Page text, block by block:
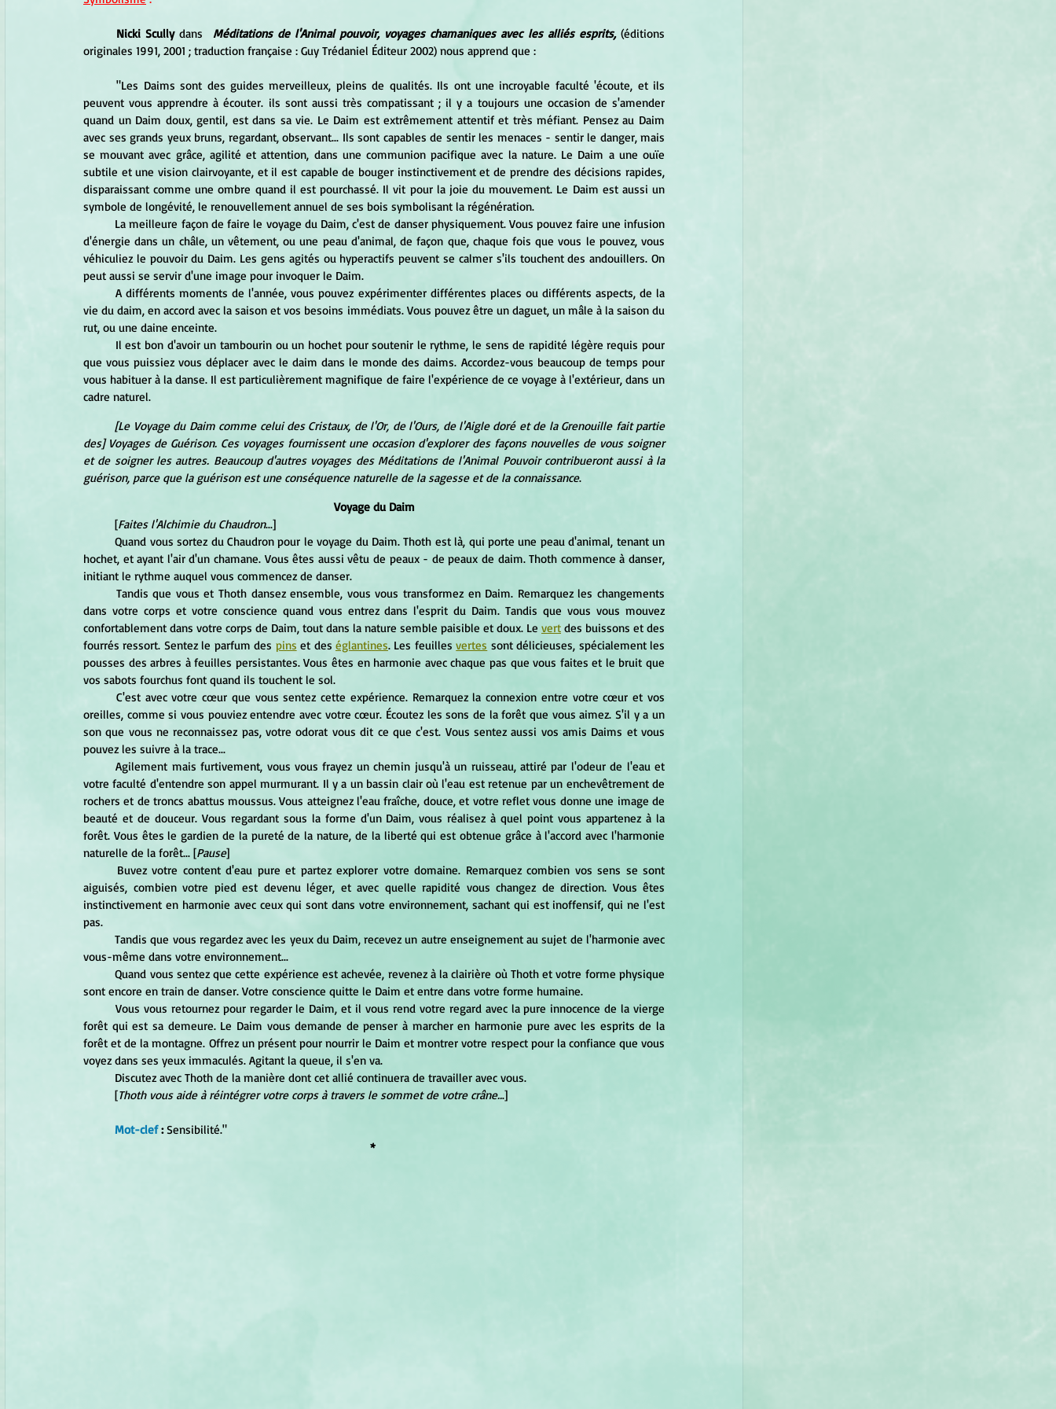
Nicki Scully dans Méditations de l'Animal pouvoir, voyages chamaniques avec les alliés esprits, (éditions
originales 1991, 2001 ; traduction française : Guy Trédaniel Éditeur 2002) nous apprend que :
	"Les Daims sont des guides merveilleux, pleins de qualités. Ils ont une incroyable faculté 'écoute, et ils
peuvent vous apprendre à écouter. ils sont aussi très compatissant ; il y a toujours une occasion de s'amender
quand un Daim doux, gentil, est dans sa vie. Le Daim est extrêmement attentif et très méfiant. Pensez au Daim
avec ses grands yeux bruns, regardant, observant... Ils sont capables de sentir les menaces - sentir le danger, mais
se mouvant avec grâce, agilité et attention, dans une communion pacifique avec la nature. Le Daim a une ouïe
subtile et une vision clairvoyante, et il est capable de bouger instinctivement et de prendre des décisions rapides,
disparaissant comme une ombre quand il est pourchassé. Il vit pour la joie du mouvement. Le Daim est aussi un
symbole de longévité, le renouvellement annuel de ses bois symbolisant la régénération.
d'énergie dans un châle, un vêtement, ou une peau d'animal, de façon que, chaque fois que vous le pouvez, vous
véhiculiez le pouvoir du Daim. Les gens agités ou hyperactifs peuvent se calmer s'ils touchent des andouillers. On
peut aussi se servir d'une image pour invoquer le Daim.
	A différents moments de l'année, vous pouvez expérimenter différentes places ou différents aspects, de la
vie du daim, en accord avec la saison et vos besoins immédiats. Vous pouvez être un daguet, un mâle à la saison du
rut, ou une daine enceinte.
que vous puissiez vous déplacer avec le daim dans le monde des daims. Accordez-vous beaucoup de temps pour
vous habituer à la danse. Il est particulièrement magnifique de faire l'expérience de ce voyage à l'extérieur, dans un
cadre naturel.
[Le Voyage du Daim comme celui des Cristaux, de l'Or, de l'Ours, de l'Aigle doré et de la Grenouille fait partie
des] Voyages de Guérison. Ces voyages fournissent une occasion d'explorer des façons nouvelles de vous soigner
et de soigner les autres. Beaucoup d'autres voyages des Méditations de l'Animal Pouvoir contribueront aussi à la
guérison, parce que la guérison est une conséquence naturelle de la sagesse et de la connaissance.
Voyage du Daim
	[
Faites l'Alchimie du Chaudron...]
	Quand vous sortez du Chaudron pour le voyage du Daim. Thoth est là, qui porte une peau d'animal, tenant un
hochet, et ayant l'air d'un chamane. Vous êtes aussi vêtu de peaux - de peaux de daim. Thoth commence à danser,
initiant le rythme auquel vous commencez de danser.
dans votre corps et votre conscience quand vous entrez dans l'esprit du Daim. Tandis que vous vous mouvez
confortablement dans votre corps de Daim, tout dans la nature semble paisible et doux. Le vert des buissons et des
fourrés ressort. Sentez le parfum des pins et des églantines. Les feuilles vertes sont délicieuses, spécialement les
pousses des arbres à feuilles persistantes. Vous êtes en harmonie avec chaque pas que vous faites et le bruit que
vos sabots fourchus font quand ils touchent le sol.
oreilles, comme si vous pouviez entendre avec votre cœur. Écoutez les sons de la forêt que vous aimez. S'il y a un
son que vous ne reconnaissez pas, votre odorat vous dit ce que c'est. Vous sentez aussi vos amis Daims et vous
pouvez les suivre à la trace...
	Agilement mais furtivement, vous vous frayez un chemin jusqu'à un ruisseau, attiré par l'odeur de l'eau et
votre faculté d'entendre son appel murmurant. Il y a un bassin clair où l'eau est retenue par un enchevêtrement de
rochers et de troncs abattus moussus. Vous atteignez l'eau fraîche, douce, et votre reflet vous donne une image de
beauté et de douceur. Vous regardant sous la forme d'un Daim, vous réalisez à quel point vous appartenez à la
forêt. Vous êtes le gardien de la pureté de la nature, de la liberté qui est obtenue grâce à l'accord avec l'harmonie
naturelle de la forêt... [Pause]
aiguisés, combien votre pied est devenu léger, et avec quelle rapidité vous changez de direction. Vous êtes
instinctivement en harmonie avec ceux qui sont dans votre environnement, sachant qui est inoffensif, qui ne l'est
pas.
	Tandis que vous regardez avec les yeux du Daim, recevez un autre enseignement au sujet de l'harmonie avec
vous-même dans votre environnement...
	Quand vous sentez que cette expérience est achevée, revenez à la clairière où Thoth et votre forme physique
sont encore en train de danser. Votre conscience quitte le Daim et entre dans votre forme humaine.
forêt qui est sa demeure. Le Daim vous demande de penser à marcher en harmonie pure avec les esprits de la
forêt et de la montagne. Offrez un présent pour nourrir le Daim et montrer votre respect pour la confiance que vous
voyez dans ses yeux immaculés. Agitant la queue, il s'en va.
	Discutez avec Thoth de la manière dont cet allié continuera de travailler avec vous.
	[
Thoth vous aide à réintégrer votre corps à travers le sommet de votre crâne...]
Mot-clef : Sensibilité."
*